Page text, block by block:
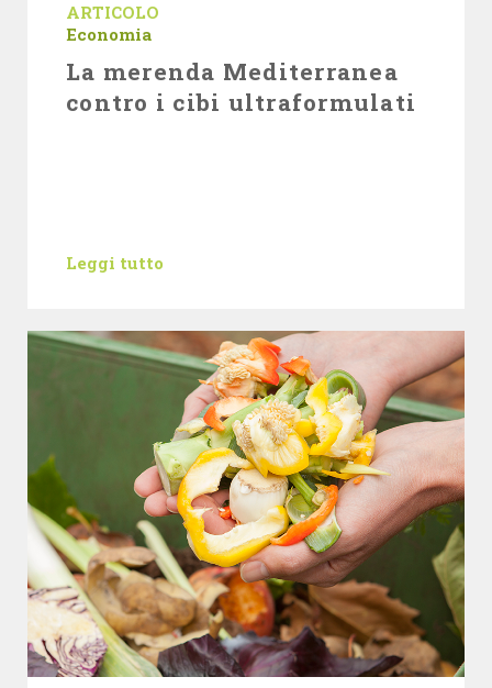
ARTICOLO
Economia
La merenda Mediterranea
contro i cibi ultraformulati
Leggi tutto